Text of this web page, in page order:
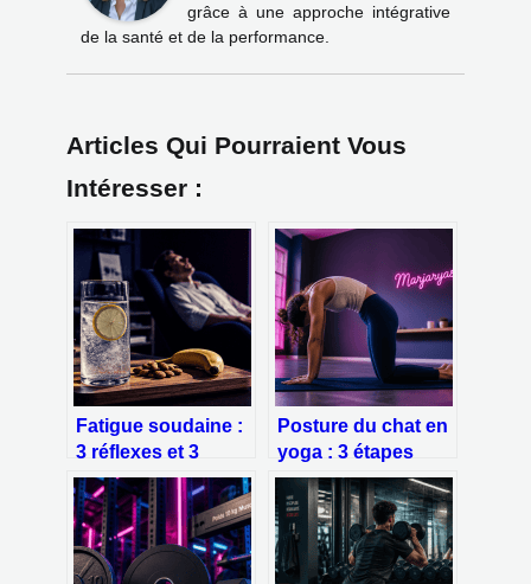
grâce à une approche intégrative
de la santé et de la performance.
Articles Qui Pourraient Vous
Intéresser :
Fatigue soudaine :
3 réflexes et 3
aliments pour
retrouver votre
énergie en 20
minutes
Posture du chat en
yoga : 3 étapes
pour libérer votre
colonne et
soulager vos
tensions dorsales